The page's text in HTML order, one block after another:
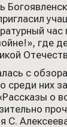
час
где
с
среди них
о
С.